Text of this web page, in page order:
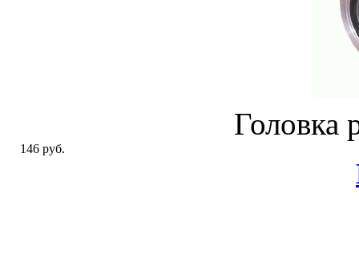
Головка
146 руб.